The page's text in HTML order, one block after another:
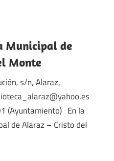
Municipal de
Monte
s/n, Alaraz,
(Ayuntamiento) En la
de Alaraz – Cristo del